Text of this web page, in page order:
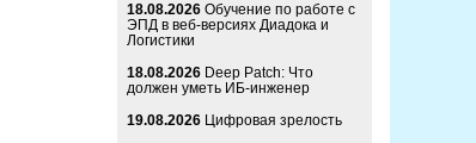
18.08.2026 Обучение по работе с
ЭПД в веб-версиях Диадока и
Логистики
18.08.2026 Deep Patch: Что
должен уметь ИБ-инженер
19.08.2026 Цифровая зрелость